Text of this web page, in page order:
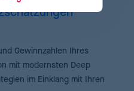
Gewinnzahlen Ihres
mit modernsten Deep
im Einklang mit Ihren